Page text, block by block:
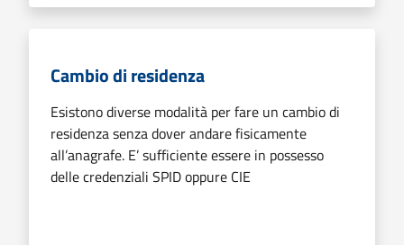
Cambio di residenza
Esistono diverse modalità per fare un cambio di
residenza senza dover andare fisicamente
all’anagrafe. E’ sufficiente essere in possesso
delle credenziali SPID oppure CIE